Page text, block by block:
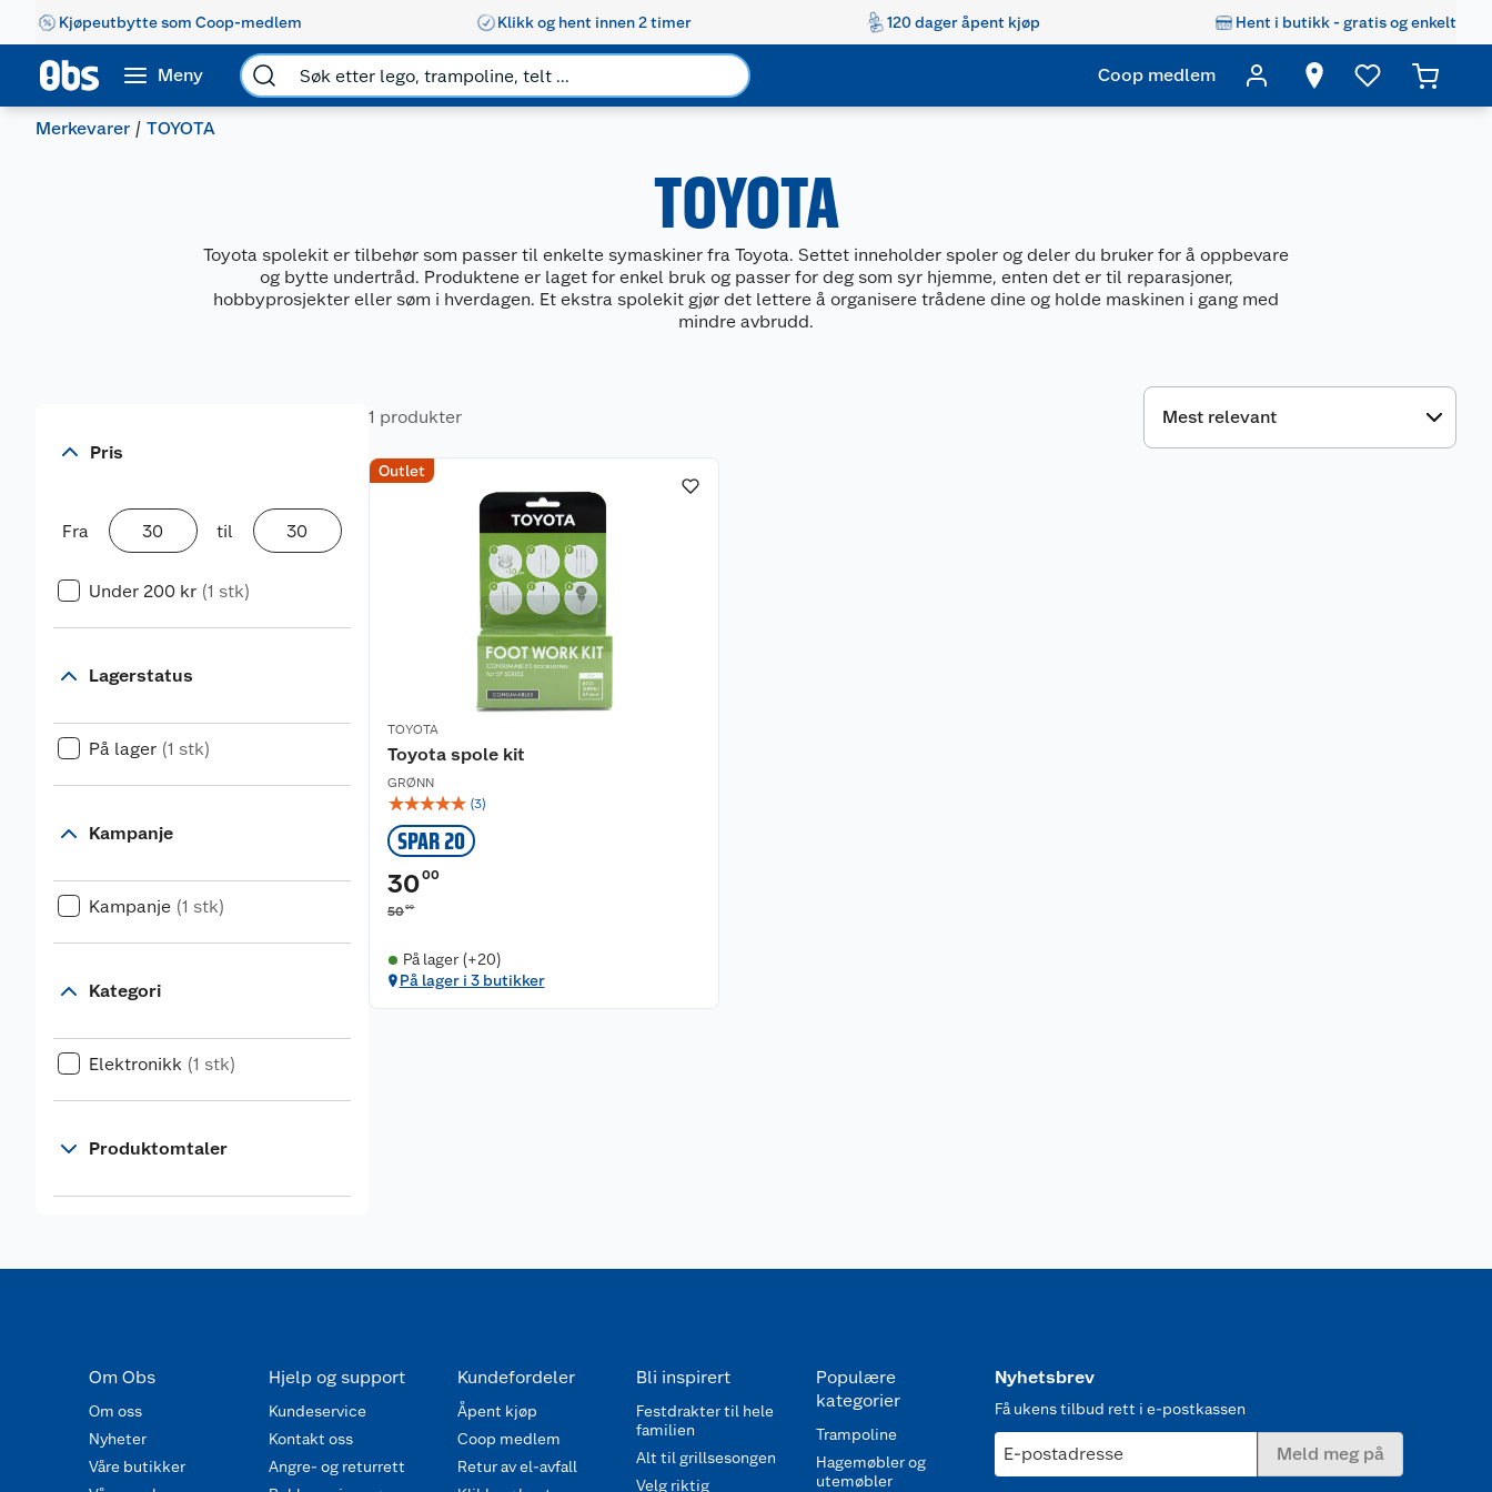
Kjøpeutbytte som Coop-medlem Klikk og hent innen 2 timer 120 dager åpent kjøp Hent i butikk - gratis og enkelt
Meny Coop medlem
Merkevarer TOYOTA
TOYOTA
Toyota spolekit er tilbehør som passer til enkelte symaskiner fra Toyota. Settet inneholder spoler og deler du bruker for å oppbevare
og bytte undertråd. Produktene er laget for enkel bruk og passer for deg som syr hjemme, enten det er til reparasjoner,
hobbyprosjekter eller søm i hverdagen. Et ekstra spolekit gjør det lettere å organisere trådene dine og holde maskinen i gang med
mindre avbrudd.
Pris
Fra til
Under 200 kr (1 stk)
Lagerstatus
På lager (1 stk)
Kampanje
Kampanje (1 stk)
Kategori
Elektronikk (1 stk)
Produktomtaler
1 produkter
Outlet
TOYOTA
Toyota spole kit
GRØNN
☆☆☆☆☆ (3)
SPAR 20
3000
5000
På lager (+20)
På lager i 3 butikker
Om Obs
Om oss
Nyheter
Våre butikker
Hjelp og support
Kundeservice
Kontakt oss
Angre- og returrett
Kundefordeler
Åpent kjøp
Coop medlem
Retur av el-avfall
Bli inspirert
Festdrakter til hele
familien
Alt til grillsesongen
Velg riktig
Populære
kategorier
Trampoline
Hagemøbler og
utemøbler
Nyhetsbrev
Få ukens tilbud rett i e-postkassen
E-postadresse Meld meg på